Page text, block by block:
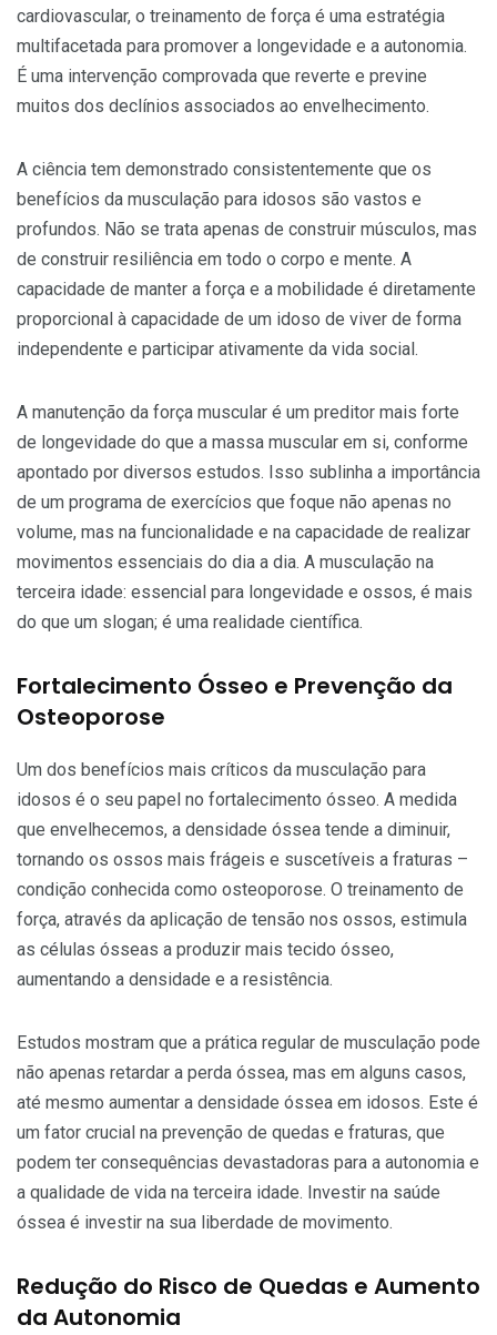
cardiovascular, o treinamento de força é uma estratégia
multifacetada para promover a longevidade e a autonomia.
É uma intervenção comprovada que reverte e previne
muitos dos declínios associados ao envelhecimento.
A ciência tem demonstrado consistentemente que os
benefícios da musculação para idosos são vastos e
profundos. Não se trata apenas de construir músculos, mas
de construir resiliência em todo o corpo e mente. A
capacidade de manter a força e a mobilidade é diretamente
proporcional à capacidade de um idoso de viver de forma
independente e participar ativamente da vida social.
A manutenção da força muscular é um preditor mais forte
de longevidade do que a massa muscular em si, conforme
apontado por diversos estudos. Isso sublinha a importância
de um programa de exercícios que foque não apenas no
volume, mas na funcionalidade e na capacidade de realizar
movimentos essenciais do dia a dia. A musculação na
terceira idade: essencial para longevidade e ossos, é mais
do que um slogan; é uma realidade científica.
Fortalecimento Ósseo e Prevenção da
Osteoporose
Um dos benefícios mais críticos da musculação para
idosos é o seu papel no fortalecimento ósseo. A medida
que envelhecemos, a densidade óssea tende a diminuir,
tornando os ossos mais frágeis e suscetíveis a fraturas –
condição conhecida como osteoporose. O treinamento de
força, através da aplicação de tensão nos ossos, estimula
as células ósseas a produzir mais tecido ósseo,
aumentando a densidade e a resistência.
Estudos mostram que a prática regular de musculação pode
não apenas retardar a perda óssea, mas em alguns casos,
até mesmo aumentar a densidade óssea em idosos. Este é
um fator crucial na prevenção de quedas e fraturas, que
podem ter consequências devastadoras para a autonomia e
a qualidade de vida na terceira idade. Investir na saúde
óssea é investir na sua liberdade de movimento.
Redução do Risco de Quedas e Aumento
da Autonomia